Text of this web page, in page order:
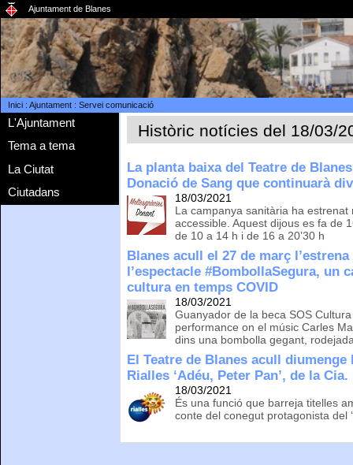
Ajuntament de Blanes
Inici: Ajuntament: Servei comunicació
L'Ajuntament
Tema a tema
La Ciutat
Ciutadans
Històric notícies del 18/03/
La planta baixa del Teatre de
Donació de Sang que continuarà
18/03/2021
La campanya sanitària ha
accessible. Aquest dijous es fa de
de 10 a 14 h i de 16 a 20’30 h
Blanes acull el 27 de març
l’espectacle #BombollaSegura, un
cultura en temps COVID
18/03/2021
Guanyador de la beca SOS
performance on el músic Carles
dins una bombolla gegant,
El Teatre de Blanes acull
Rialles ‘Adéu, Peter Pan’, de la
18/03/2021
És una funció que barreja titelles
conte del conegut protagonista del